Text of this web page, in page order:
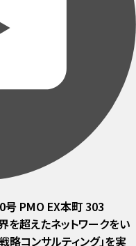
PMO EX本町 303
を超えたネットワークをい
略コンサルティング」を実